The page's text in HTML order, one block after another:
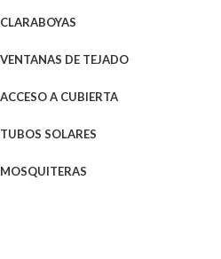
CLARABOYAS
VENTANAS DE TEJADO
ACCESO A CUBIERTA
TUBOS SOLARES
MOSQUITERAS